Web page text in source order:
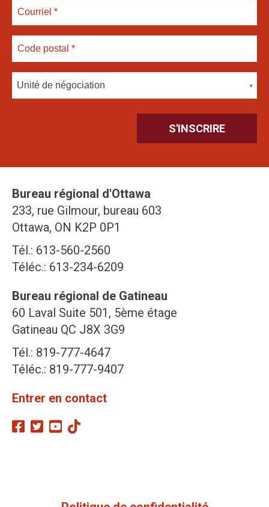
Unité de négociation
Bureau régional d'Ottawa
233, rue Gilmour, bureau 603
Ottawa, ON K2P 0P1
Tél.: 613-560-2560
Téléc.: 613-234-6209
Bureau régional de Gatineau
60 Laval Suite 501, 5ème étage
Gatineau QC J8X 3G9
Tél.: 819-777-4647
Téléc.: 819-777-9407
Entrer en contact